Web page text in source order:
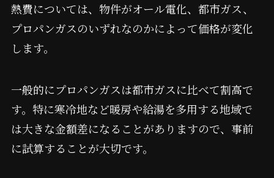
熱費については、物件がオール電化、都市ガス、
プロパンガスのいずれなのかによって価格が変化
します。
一般的にプロパンガスは都市ガスに比べて割高で
す。特に寒冷地など暖房や給湯を多用する地域で
は大きな金額差になることがありますので、事前
に試算することが大切です。